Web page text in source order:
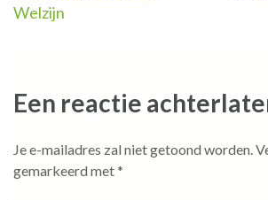
Welzijn
Een reactie
Je e-mailadres zal niet getoond worden.
gemarkeerd met*